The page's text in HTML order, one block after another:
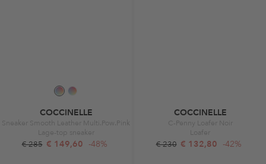
COCCINELLE
Sneaker Smooth Leather Multi.Pow.Pink
Lage-top sneaker
€ 285 € 149,60 -48%
COCCINELLE
C-Penny Loafer Noir
Loafer
€ 230 € 132,80 -42%